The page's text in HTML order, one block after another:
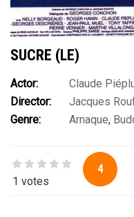
SUCRE (LE)
Actor: Claude
Depardieu
Jean Carmet,
Michel Piccoli,Nelly
Director:
Jacques
Genre:
Arnaque,
1 votes
4